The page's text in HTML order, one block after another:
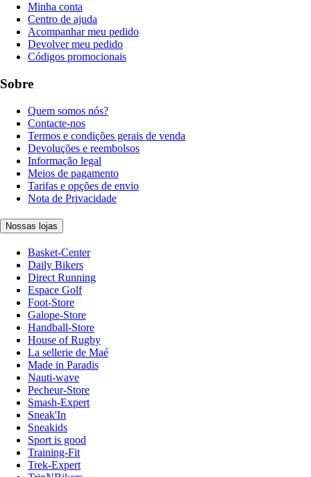
Minha conta
Centro de ajuda
Acompanhar meu pedido
Devolver meu pedido
Códigos promocionais
Sobre
Quem somos nós?
Contacte-nos
Termos e condições gerais de venda
Devoluções e reembolsos
Informação legal
Meios de pagamento
Tarifas e opções de envio
Nota de Privacidade
Nossas lojas
Basket-Center
Daily Bikers
Direct Running
Espace Golf
Foot-Store
Galope-Store
Handball-Store
House of Rugby
La sellerie de Maé
Made in Paradis
Nauti-wave
Pecheur-Store
Smash-Expert
Sneak'In
Sneakids
Sport is good
Training-Fit
Trek-Expert